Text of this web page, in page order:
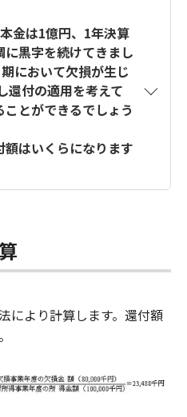
金は1億円、1年決算
黒字を続けてきまし
において欠損が生じ
還付の適用を考えて
とができるでしょう
はいくらになります
下であり、平成21年2月
還付を受けることができ
により計算します。還付額